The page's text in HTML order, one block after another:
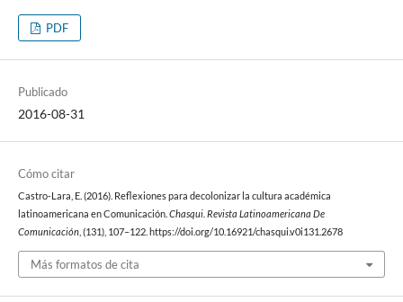
PDF
Publicado
2016-08-31
Cómo citar
Castro-Lara, E. (2016). Reflexiones para decolonizar la cultura académica
latinoamericana en Comunicación. Chasqui. Revista Latinoamericana De
Comunicación, (131), 107–122. https://doi.org/10.16921/chasqui.v0i131.2678
Más formatos de cita